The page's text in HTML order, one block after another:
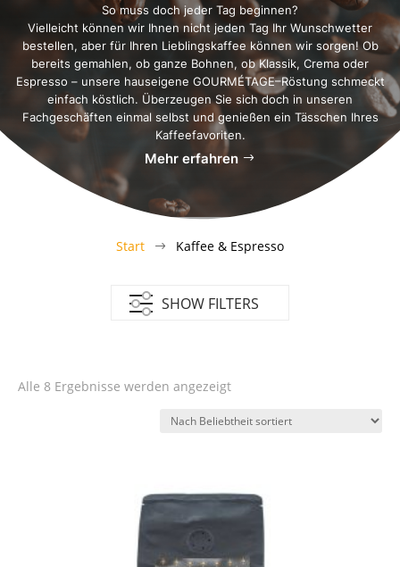
So muss doch jeder Tag beginnen?
Vielleicht können wir Ihnen nicht jeden Tag Ihr Wunschwetter
bestellen, aber für Ihren Lieblingskaffee können wir sorgen! Ob
bereits gemahlen, ob ganze Bohnen, ob Klassik, Crema oder
Espresso – unsere hauseigene GOURMÉTAGE–Röstung schmeckt
einfach köstlich. Überzeugen Sie sich doch in unseren
Fachgeschäften einmal selbst und genießen ein Tässchen Ihres
Kaffeefavoriten.
Mehr erfahren
Start $ Kaffee & Espresso
SHOW FILTERS
Alle 8 Ergebnisse werden angezeigtNach
sortiert